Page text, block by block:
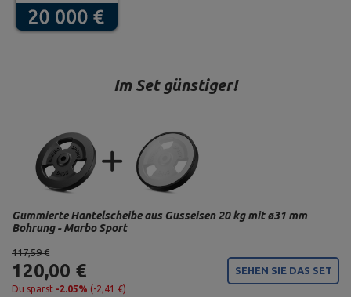
Im Set günstiger!
117,59 €
120,00 €
Du sparst -2.05% (-2,41 €)
SEHEN SIE DAS SET
Gummierte Hantelscheibe aus Gusseisen 20 kg mit ø31 mm
Bohrung - Marbo Sport